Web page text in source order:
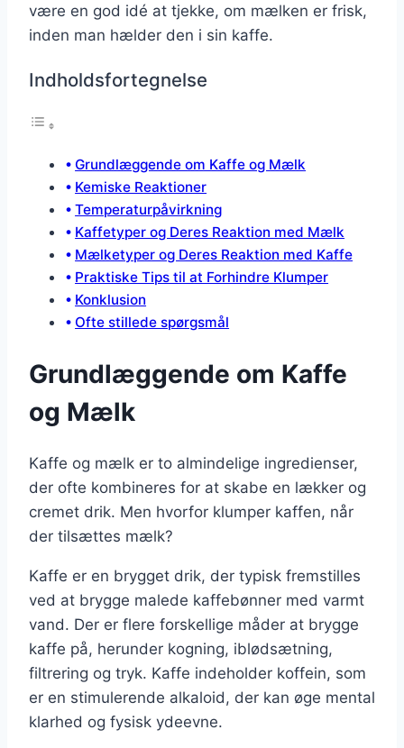
være en god idé at tjekke, om mælken er frisk,
inden man hælder den i sin kaffe.
Indholdsfortegnelse
Grundlæggende om Kaffe og Mælk
Kemiske Reaktioner
Temperaturpåvirkning
Kaffetyper og Deres Reaktion med Mælk
Mælketyper og Deres Reaktion med Kaffe
Praktiske Tips til at Forhindre Klumper
Konklusion
Ofte stillede spørgsmål
Grundlæggende om Kaffe
og Mælk
Kaffe og mælk er to almindelige ingredienser,
der ofte kombineres for at skabe en lækker og
cremet drik. Men hvorfor klumper kaffen, når
der tilsættes mælk?
Kaffe er en brygget drik, der typisk fremstilles
ved at brygge malede kaffebønner med varmt
vand. Der er flere forskellige måder at brygge
kaffe på, herunder kogning, iblødsætning,
filtrering og tryk. Kaffe indeholder koffein, som
er en stimulerende alkaloid, der kan øge mental
klarhed og fysisk ydeevne.